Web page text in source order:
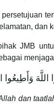
dan
JMB
اللَّهَ
dan